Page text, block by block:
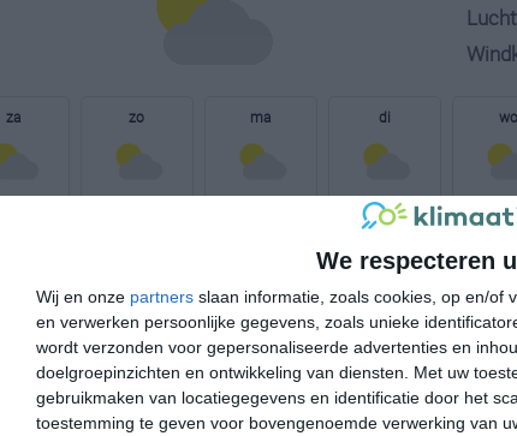
We respecteren
Wij en onze partners slaan informatie, zoals cookies, op en/of
en verwerken persoonlijke gegevens, zoals unieke
wordt verzonden voor gepersonaliseerde advertenties en
doelgroepinzichten en ontwikkeling van diensten.
Met uw
gebruikmaken van locatiegegevens en identificatie door het
toestemming te geven voor bovengenoemde verwerking van
za zo ma di
37° 24°
wo
32°C 29°C
14:00 17:00 20:00 23:00